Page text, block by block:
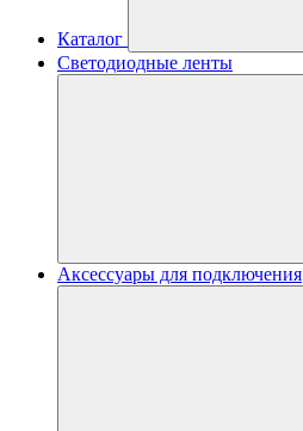
Каталог
Светодиодные ленты
Аксессуары для подключения